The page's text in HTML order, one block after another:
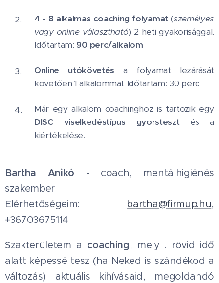
4 - 8 alkalmas coaching folyamat (személyes
vagy online választható) 2 heti gyakorisággal.
Időtartam: 90 perc/alkalom
Online utókövetésa folyamat lezárását
követően 1 alkalommal. Időtartam: 30 perc
Már egy alkalom coachinghoz is tartozik egy
DISC
viselkedéstípus gyorsteszt és a
kiértékelése.
Bartha Anikó - coach, mentálhigiénés
szakember
Elérhetőségeim: bartha@firmup.hu,
+36703675114
Szakterületem a coaching, mely . rövid idő
alatt képessé tesz (ha Neked is szándékod a
változás) aktuális kihívásaid, megoldandó